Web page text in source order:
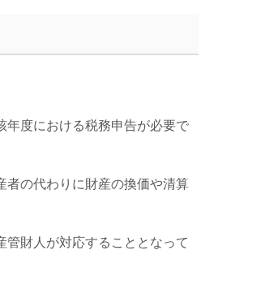
年度における税務申告が必要で
者の代わりに財産の換価や清算
財人が対応することとなって